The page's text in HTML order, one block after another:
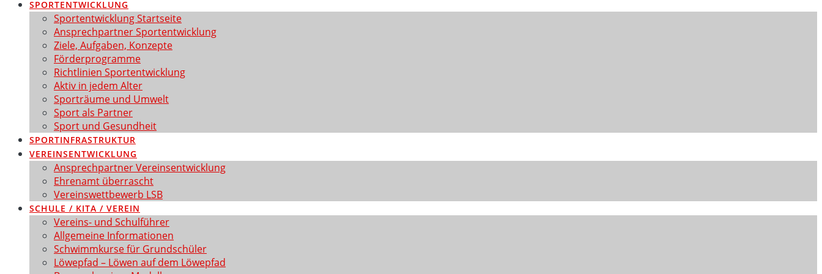
SPORTENTWICKLUNG
Sportentwicklung Startseite
Ansprechpartner Sportentwicklung
Ziele, Aufgaben, Konzepte
Förderprogramme
Richtlinien Sportentwicklung
Aktiv in jedem Alter
Sporträume und Umwelt
Sport als Partner
Sport und Gesundheit
SPORTINFRASTRUKTUR
VEREINSENTWICKLUNG
Ansprechpartner Vereinsentwicklung
Ehrenamt überrascht
Vereinswettbewerb LSB
SCHULE / KITA / VEREIN
Vereins- und Schulführer
Allgemeine Informationen
Schwimmkurse für Grundschüler
Löwepfad – Löwen auf dem Löwepfad